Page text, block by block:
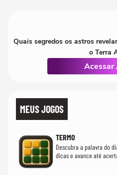
Quais segredos os astros
o Terra
Acessar
MEUS JOGOS
TERMO
Descubra a palavra do
dicas e avance até